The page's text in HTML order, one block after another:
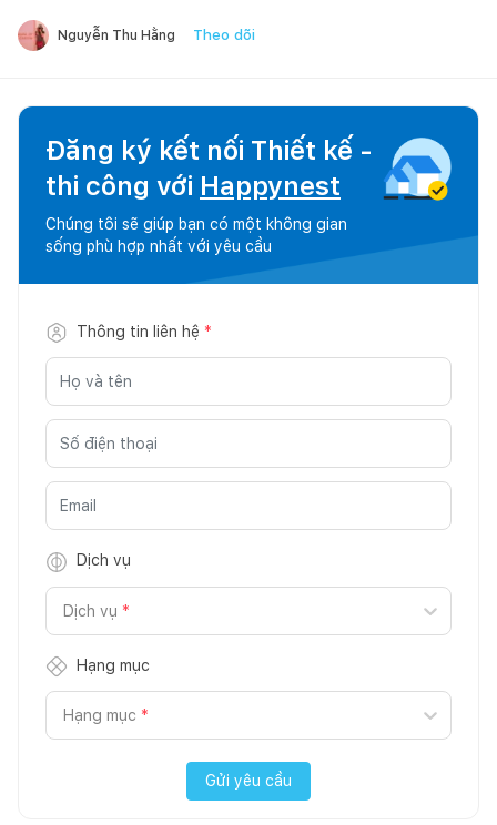
Nguyễn Thu Hằng Theo dõi
Đăng ký kết nối Thiết kế -
thi công với Happynest
Chúng tôi sẽ giúp bạn có một không gian
sống phù hợp nhất với yêu cầu
Thông tin liên hệ *
Dịch vụ
Dịch vụ *
Hạng mục
Hạng mục *
Gửi yêu cầu